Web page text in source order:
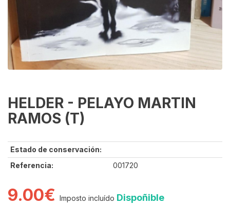
HELDER - PELAYO MARTIN
RAMOS (T)
Estado de conservación:
Referencia:
001720
9.00€ Imposto incluído Dispoñible